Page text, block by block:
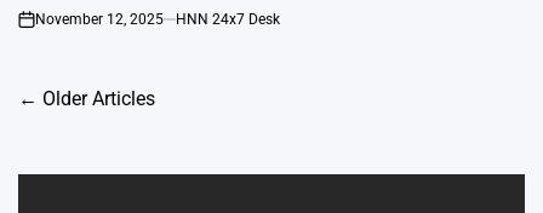
on
November 12, 2025 HNN 24x7 Desk
Posts
← Older Articles